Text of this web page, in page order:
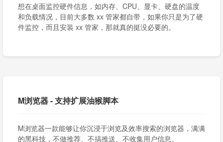
想在桌面监控硬件信息，如内存、CPU、显卡、硬盘的温度
和负载情况，目前大多数 xx 管家都自带，如果你只是为了硬
件监控，而且安装 xx 管家，那就真的挺没必要的。
M浏览器 - 支持扩展油猴脚本
M浏览器一款能够让你沉浸于浏览及效率搜索的浏览器，满满
的黑科技，不做推荐、不搞推送、不收集用户信息。